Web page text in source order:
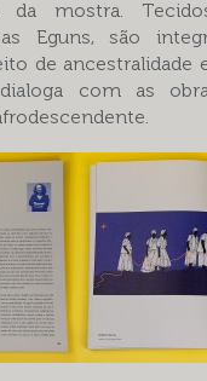
da mostra.
Eguns, são
de ancestralidade
com as